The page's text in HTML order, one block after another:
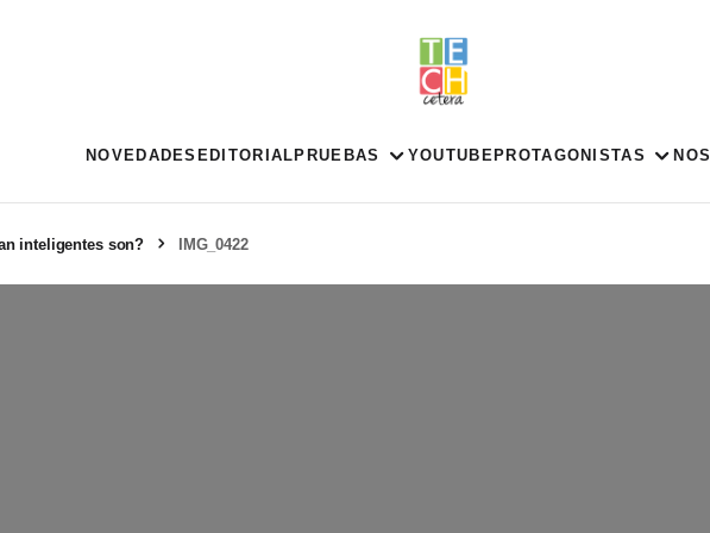
NOVEDADES EDITORIAL PRUEBAS YOUTUBE PROTAGONISTAS
inteligentes son? IMG_0422